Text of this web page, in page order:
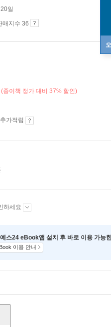
일
매지수 36
(종이책 정가 대비 37% 할인)
가적립
하세요
예스24 eBook앱 설치 후 바로 이용 가능
이용 안내